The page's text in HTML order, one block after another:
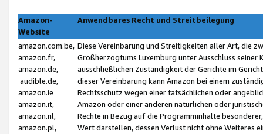
Amazon-
Website
Anwendbares Recht und Streitbeilegung
amazon.com.be,
amazon.fr,
amazon.de,
audible.de,
amazon.ie
amazon.it,
amazon.nl,
amazon.pl,
Diese Vereinbarung und Streitigkeiten aller Art, die
Großherzogtums Luxemburg unter Ausschluss
ausschließlichen Zuständigkeit der Gerichte im
dieser Vereinbarung kann Amazon bei einem
Rechtsschutz wegen einer tatsächlichen oder
Amazon oder einer anderen natürlichen oder
Rechte in Bezug auf die Programminhalte
Wert darstellen, dessen Verlust nicht ohne Weiteres